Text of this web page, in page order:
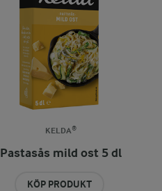
KELDA®
Pastasås mild ost 5 dl
KÖP PRODUKT